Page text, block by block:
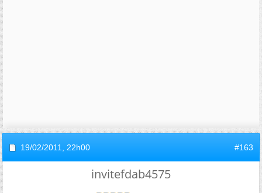
19/02/2011, 22h00 #163
invitefdab4575